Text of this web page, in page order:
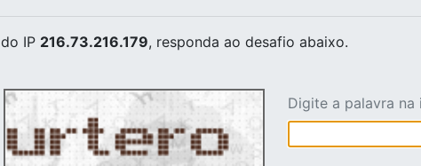
do IP 216.73.216.179, responda ao desafio abaixo.
Digite a palavra